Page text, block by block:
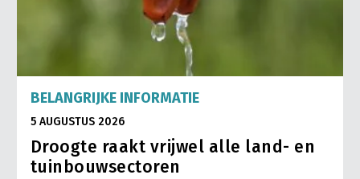
BELANGRIJKE INFORMATIE
5 AUGUSTUS 2026
Droogte raakt vrijwel alle land- en
tuinbouwsectoren